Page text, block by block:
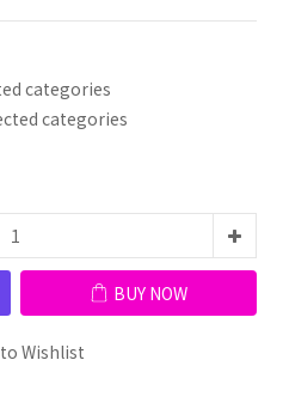
categories
categories
BUY NOW
Wishlist